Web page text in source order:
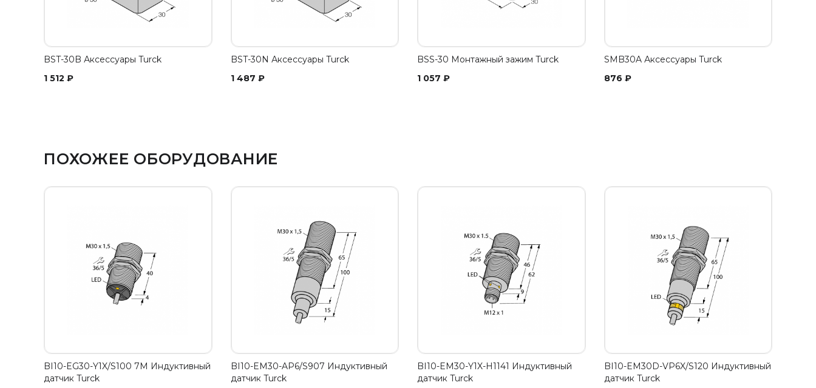
BST-30B Аксессуары Turck
1 512 ₽
BST-30N Аксессуары Turck
1 487 ₽
BSS-30 Монтажный зажим Turck
1 057 ₽
SMB30A Аксессуары Turck
876 ₽
ПОХОЖЕЕ ОБОРУДОВАНИЕ
BI10-EG30-Y1X/S100 7M Индуктивный
датчик Turck
BI10-EM30-AP6/S907 Индуктивный
датчик Turck
BI10-EM30-Y1X-H1141 Индуктивный
датчик Turck
BI10-EM30D-VP6X/S120 Индуктивный
датчик Turck